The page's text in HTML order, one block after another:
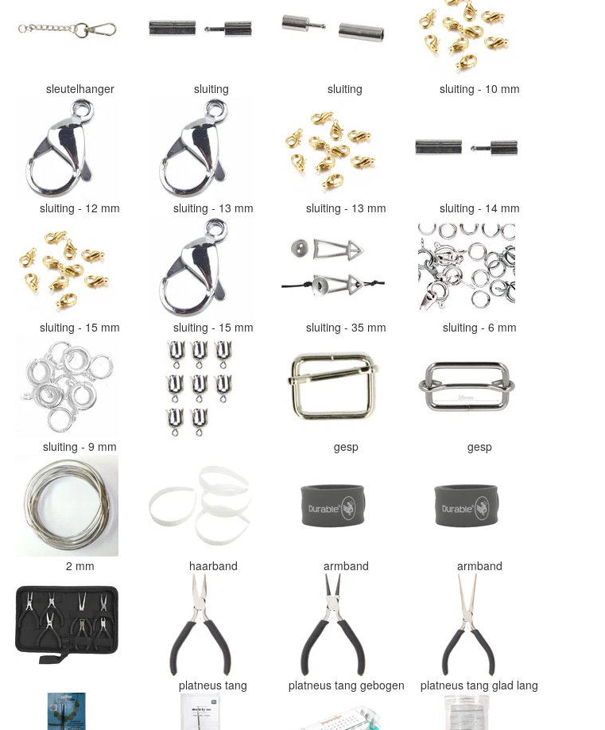
sleutelhanger sluiting sluiting sluiting - 10 mm
sluiting - 12 mm sluiting - 13 mm sluiting - 13 mm sluiting - 14 mm
sluiting - 15 mm sluiting - 15 mm sluiting - 35 mm sluiting - 6 mm
sluiting - 9 mm gesp gesp
2 mm haarband armband armband
platneus tang platneus tang gebogen platneus tang glad lang